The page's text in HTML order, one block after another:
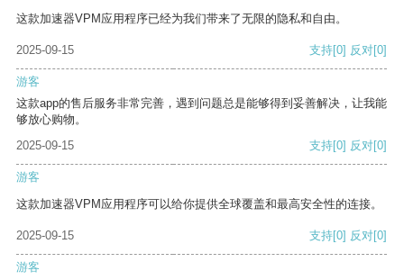
这款加速器VPM应用程序已经为我们带来了无限的隐私和自由。
2025-09-15 支持[0] 反对[0]
游客
这款app的售后服务非常完善，遇到问题总是能够得到妥善解决，让我能
够放心购物。
2025-09-15
支持[0] 反对[0]
游客
这款加速器VPM应用程序可以给你提供全球覆盖和最高安全性的连接。
2025-09-15 支持[0] 反对[0]
游客